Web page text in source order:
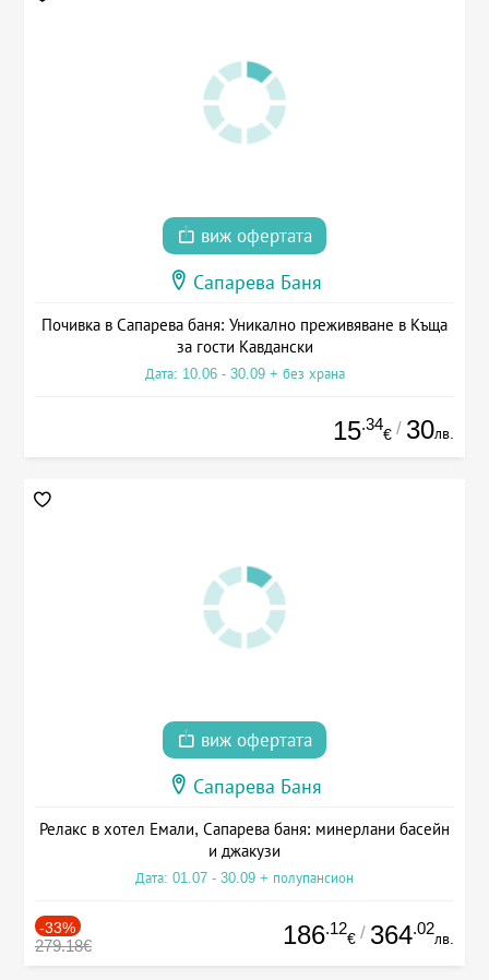
виж офертата
Сапарева Баня
Почивка в Сапарева баня: Уникално преживяване в Къща
за гости Кавдански
Дата: 10.06 - 30.09 + без храна
15.34
€ / 30лв.
виж офертата
Сапарева Баня
Релакс в хотел Емали, Сапарева баня: минерлани басейн
и джакузи
Дата: 01.07 - 30.09 + полупансион
-33%
279.18€ 186.12
€ / 364.02
лв.